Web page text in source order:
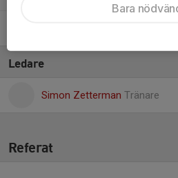
Ledare
Simon Zetterman Tränare
Referat
Bara